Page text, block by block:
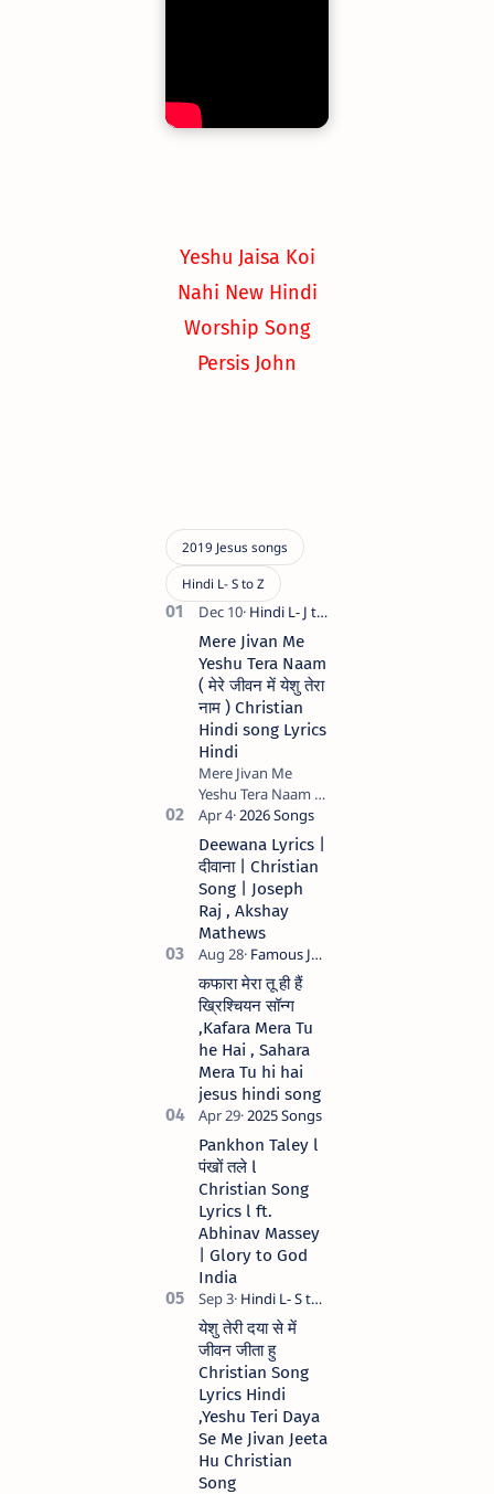
Yeshu Jaisa Koi
Nahi New Hindi
Worship Song
Persis John
Mere Jivan Me
Yeshu Tera Naam
( मेरे जीवन में येशु तेरा
नाम ) Christian
Hindi song Lyrics
Hindi
Mere Jivan Me
Yeshu Tera Naam (
मेरे जीवन में येशु तेरा नाम )
Christian Hindi
song Lyrics Hindi
Anil Kant …
Deewana Lyrics |
दीवाना | Christian
Song | Joseph
Raj , Akshay
Mathews
कफारा मेरा तू ही हैं
ख्रिश्चियन सॉन्ग
,Kafara Mera Tu
he Hai , Sahara
Mera Tu hi hai
jesus hindi song
Pankhon Taley l
पंखों तले l
Christian Song
Lyrics l ft.
Abhinav Massey
| Glory to God
India
येशु तेरी दया से में
जीवन जीता हु
Christian Song
Lyrics Hindi
,Yeshu Teri Daya
Se Me Jivan Jeeta
Hu Christian
Song